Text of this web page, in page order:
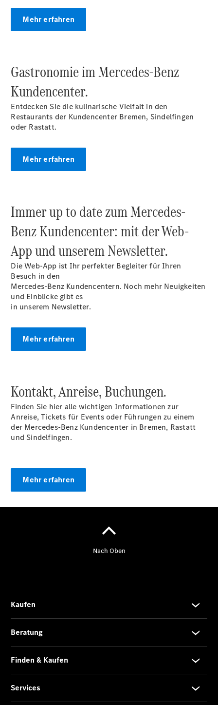
Klasse
SUVs
Der neue
GLA
GLA
EQA –
elektrisch
G-Klasse –
elektrisch
Mercedes-
Maybach
EQS SUV –
elektrisch
GLB
Der neue
GLB –
Der neue
GLC SUV –
elektrisch
GLE Coupé
Mercedes-
Maybach
GLS
G-Klasse
Shooting
Shooting
Mehr erfahren
Gastronomie im Mercedes‑Benz
Kundencenter.
Entdecken Sie die kulinarische Vielfalt in den
Restaurants der Kundencenter Bremen, Sindelfingen
oder Rastatt.
Mehr erfahren
Immer up to date zum Mercedes-
Benz Kundencenter: mit der Web-
App und unserem Newsletter.
Die Web-App ist Ihr perfekter Begleiter für Ihren
Besuch in den
Mercedes-Benz Kundencentern. Noch mehr Neuigkeiten
und Einblicke gibt es
in unserem Newsletter.
Mehr erfahren
Kontakt, Anreise, Buchungen.
Finden Sie hier alle wichtigen Informationen zur
Anreise, Tickets für Events oder Führungen zu einem
der Mercedes-Benz Kundencenter in Bremen, Rastatt
und Sindelfingen.
Mehr erfahren